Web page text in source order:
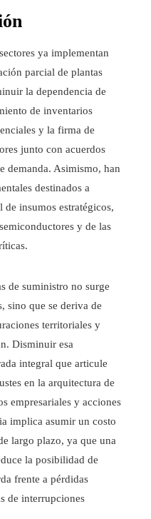
ya implementan
parcial de plantas
la dependencia de
de inventarios
y la firma de
junto con acuerdos
demanda. Asimismo, han
destinados a
insumos estratégicos,
y de las
de suministro no surge
sino que se deriva de
territoriales y
Disminuir esa
integral que articule
en la arquitectura de
empresariales y acciones
implica asumir un costo
largo plazo, ya que una
la posibilidad de
frente a pérdidas
de interrupciones